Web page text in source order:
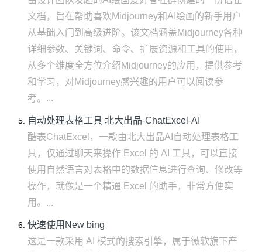
文档，旨在帮助喜欢Midjourney和AI绘画的新手用户
从基础入门到高级进阶。该文档涵盖Midjourney各种
详细参数、关键词、命令、扩展资源和工具的使用，
从多个维度全方位介绍Midjourney的应用，提供参考
和学习，对Midjourney感兴趣的用户可以阅读参
考。...
自动处理表格工具 北大出品-ChatExcel-AI
酷表ChatExcel，一款由北大出品AI自动处理表格工
具，仅通过聊天来操作 Excel 的 AI 工具，可以直接
使用自然语言对表格中的数据信息进行查询、修改等
操作，就像是一个精通 Excel 的助手，非常方便实
用。...
快速使用New bing
这是一款采用 AI 模式的搜索引擎，属于微软旗下产